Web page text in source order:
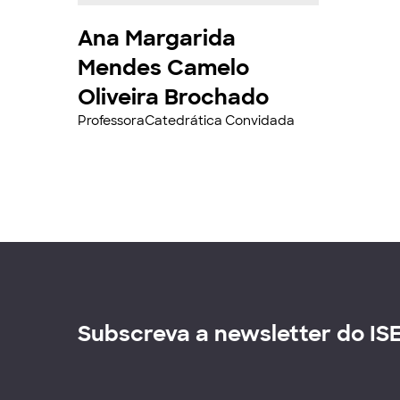
Ana Margarida
Mendes Camelo
Oliveira Brochado
ProfessoraCatedrática Convidada
Subscreva a newsletter do